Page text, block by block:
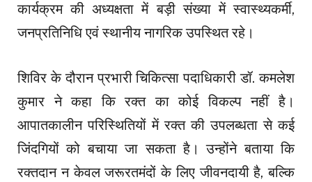
कार्यक्रम की अध्यक्षता में बड़ी संख्या में स्वास्थ्यकर्मी,
जनप्रतिनिधि एवं स्थानीय नागरिक उपस्थित रहे।
शिविर के दौरान प्रभारी चिकित्सा पदाधिकारी डॉ. कमलेश
कुमार ने कहा कि रक्त का कोई विकल्प नहीं है।
आपातकालीन परिस्थितियों में रक्त की उपलब्धता से कई
जिंदगियों को बचाया जा सकता है। उन्होंने बताया कि
रक्तदान न केवल जरूरतमंदों के लिए जीवनदायी है, बल्कि